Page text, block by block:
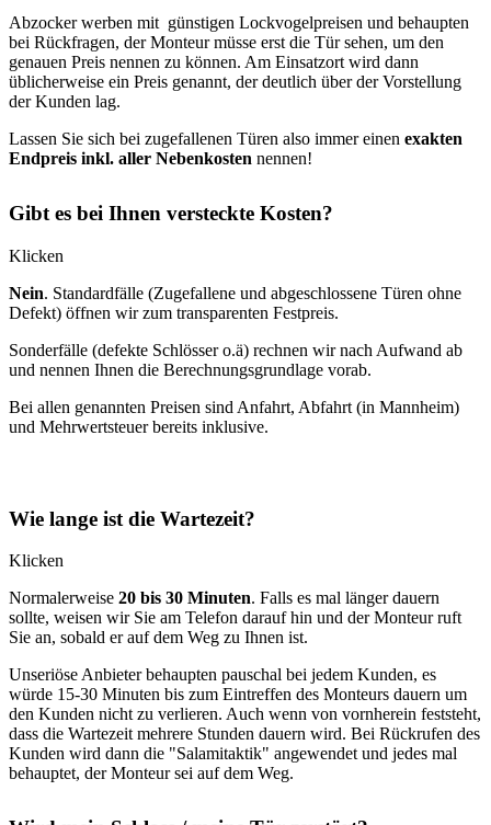
Abzocker werben mit günstigen Lockvogelpreisen und behaupten
bei Rückfragen, der Monteur müsse erst die Tür sehen, um den
genauen Preis nennen zu können. Am Einsatzort wird dann
üblicherweise ein Preis genannt, der deutlich über der Vorstellung
der Kunden lag.
Lassen Sie sich bei zugefallenen Türen also immer einen exakten
Endpreis inkl. aller Nebenkosten nennen!
Gibt es bei Ihnen versteckte Kosten?
Klicken
Nein. Standardfälle (Zugefallene und abgeschlossene Türen ohne
Defekt) öffnen wir zum transparenten Festpreis.
Sonderfälle (defekte Schlösser o.ä) rechnen wir nach Aufwand ab
und nennen Ihnen die Berechnungsgrundlage vorab.
Bei allen genannten Preisen sind Anfahrt, Abfahrt (in Mannheim)
und Mehrwertsteuer bereits inklusive.
Wie lange ist die Wartezeit?
Klicken
Normalerweise 20 bis 30 Minuten. Falls es mal länger dauern
sollte, weisen wir Sie am Telefon darauf hin und der Monteur ruft
Sie an, sobald er auf dem Weg zu Ihnen ist.
Unseriöse Anbieter behaupten pauschal bei jedem Kunden, es
würde 15-30 Minuten bis zum Eintreffen des Monteurs dauern um
den Kunden nicht zu verlieren. Auch wenn von vornherein feststeht,
dass die Wartezeit mehrere Stunden dauern wird. Bei Rückrufen des
Kunden wird dann die "Salamitaktik" angewendet und jedes mal
behauptet, der Monteur sei auf dem Weg.